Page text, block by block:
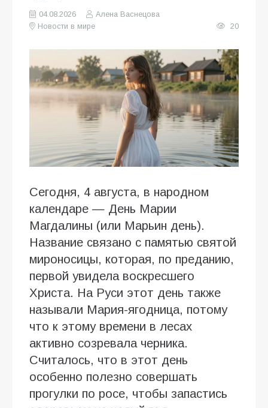
04.08.2026
Алена Васнецова
Новости в мире
20
Сегодня, 4 августа, в народном
календаре — День Марии
Магдалины (или Марьин день).
Название связано с памятью святой
мироносицы, которая, по преданию,
первой увидела воскресшего
Христа. На Руси этот день также
называли Мария-ягодница, потому
что к этому времени в лесах
активно созревала черника.
Считалось, что в этот день
особенно полезно совершать
прогулки по росе, чтобы запастись